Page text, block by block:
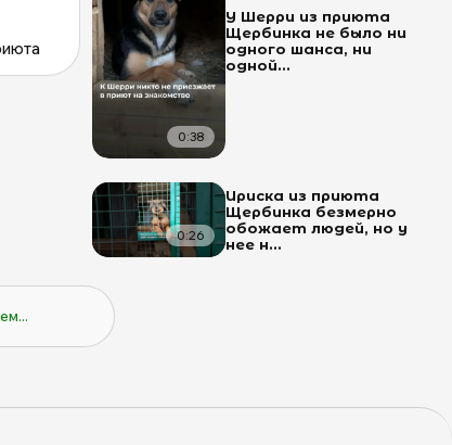
0:38
У Шерри из приюта
Щербинка не было ни
одного шанса, ни
одной...
0:26
Ириска из приюта
Щербинка безмерно
обожает людей, но у
нее н...